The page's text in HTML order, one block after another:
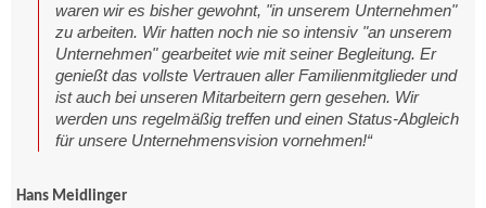
waren wir es bisher gewohnt, "in unserem Unternehmen"
zu arbeiten. Wir hatten noch nie so intensiv "an unserem
Unternehmen" gearbeitet wie mit seiner Begleitung. Er
genießt das vollste Vertrauen aller Familienmitglieder und
ist auch bei unseren Mitarbeitern gern gesehen. Wir
werden uns regelmäßig treffen und einen Status-Abgleich
für unsere Unternehmensvision vornehmen!“
Hans Meidlinger